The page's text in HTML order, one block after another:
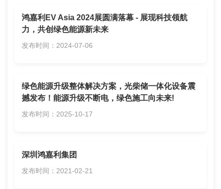
鸿嘉利EV Asia 2024展圆满落幕 - 展现科技领航
力，共创绿色能源新未来
发布时间：2024-07-06
绿色能源升级整体解决方案，光柴储一体化设备震
撼发布！能源升级不断电，绿色施工向未来!
发布时间：2025-10-17
深圳鸿嘉利集团
发布时间：2021-02-21